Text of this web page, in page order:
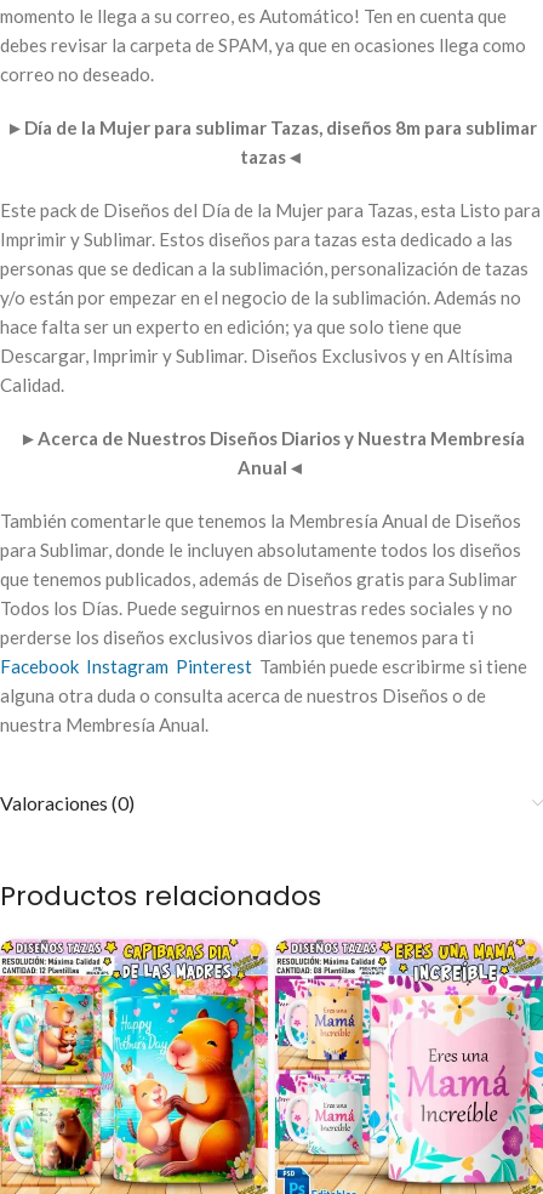
momento le llega a su correo, es Automático! Ten en cuenta que
debes revisar la carpeta de SPAM, ya que en ocasiones llega como
correo no deseado.
► Día de la Mujer para sublimar Tazas, diseños 8m para sublimar
tazas◄
Este pack de Diseños del Día de la Mujer para Tazas, esta Listo para
Imprimir y Sublimar. Estos diseños para tazas esta dedicado a las
personas que se dedican a la sublimación, personalización de tazas
y/o están por empezar en el negocio de la sublimación. Además no
hace falta ser un experto en edición; ya que solo tiene que
Descargar, Imprimir y Sublimar. Diseños Exclusivos y en Altísima
Calidad.
►Acerca de Nuestros Diseños Diarios y Nuestra Membresía
Anual ◄
También comentarle que tenemos la Membresía Anual de Diseños
para Sublimar, donde le incluyen absolutamente todos los diseños
que tenemos publicados, además de Diseños gratis para Sublimar
Todos los Días. Puede seguirnos en nuestras redes sociales y no
perderse los diseños exclusivos diarios que tenemos para ti
Facebook Instagram Pinterest También puede escribirme si tiene
alguna otra duda o consulta acerca de nuestros Diseños o de
nuestra Membresía Anual.
Valoraciones (0)
Productos relacionados